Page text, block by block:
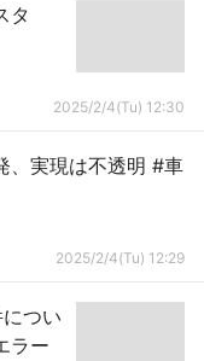
タ
2025/2/4(Tu) 12:30
、実現は不透明 #車
2025/2/4(Tu) 12:29
つい
ラー